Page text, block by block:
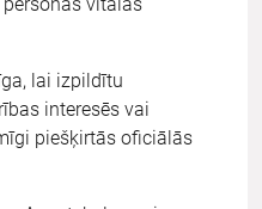
lai izpildītu
interesēs vai
piešķirtās oficiālās